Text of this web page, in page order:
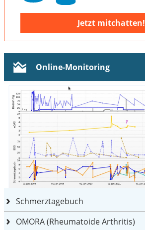
Jetzt mitchatten!
Online-Monitoring
Schmerztagebuch
OMORA (Rheumatoide Arthritis)